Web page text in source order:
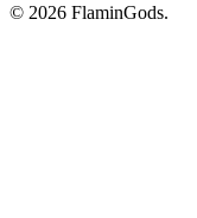
© 2026 FlaminGods.